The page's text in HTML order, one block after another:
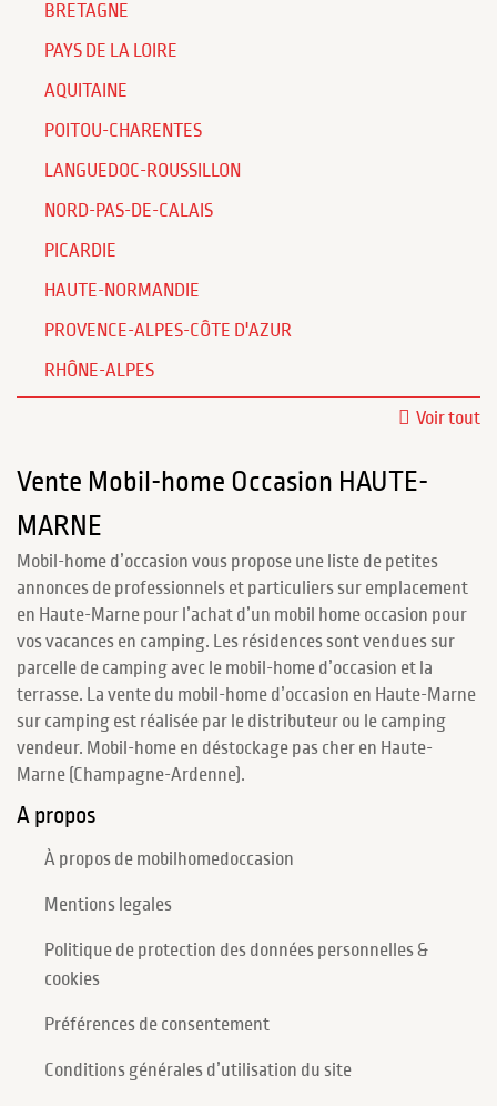
BRETAGNE
PAYS DE LA LOIRE
AQUITAINE
POITOU-CHARENTES
LANGUEDOC-ROUSSILLON
NORD-PAS-DE-CALAIS
PICARDIE
HAUTE-NORMANDIE
PROVENCE-ALPES-CÔTE D'AZUR
RHÔNE-ALPES
Voir tout
Vente Mobil-home Occasion HAUTE-
MARNE
Mobil-home d’occasion vous propose une liste de petites
annonces de professionnels et particuliers sur emplacement
en Haute-Marne pour l’achat d’un mobil home occasion pour
vos vacances en camping. Les résidences sont vendues sur
parcelle de camping avec le mobil-home d’occasion et la
terrasse. La vente du mobil-home d’occasion en Haute-Marne
sur camping est réalisée par le distributeur ou le camping
vendeur. Mobil-home en déstockage pas cher en Haute-
Marne (Champagne-Ardenne).
A propos
À propos de mobilhomedoccasion
Mentions legales
Politique de protection des données personnelles &
cookies
Préférences de consentement
Conditions générales d’utilisation du site